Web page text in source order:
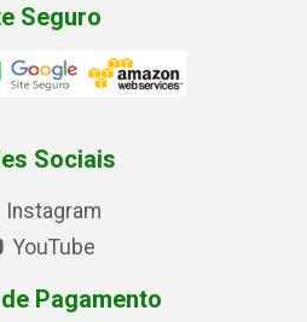
Seguro
Sociais
Instagram
YouTube
Pagamento